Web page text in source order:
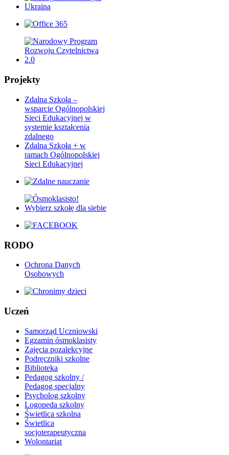
Projekty
Zdalna Szkoła –
wsparcie Ogólnopolskiej
Sieci Edukacyjnej w
systemie kształcenia
zdalnego
Zdalna Szkoła + w
ramach Ogólnopolskiej
Sieci Edukacyjnej
RODO
Ochrona Danych
Osobowych
Uczeń
Samorząd Uczniowski
Egzamin ósmoklasisty
Zajęcia pozalekcyjne
Podręczniki szkolne
Biblioteka
Pedagog szkolny /
Pedagog specjalny
Psycholog szkolny
Logopeda szkolny
Świetlica szkolna
Świetlica
socjoterapeutyczna
Wolontariat